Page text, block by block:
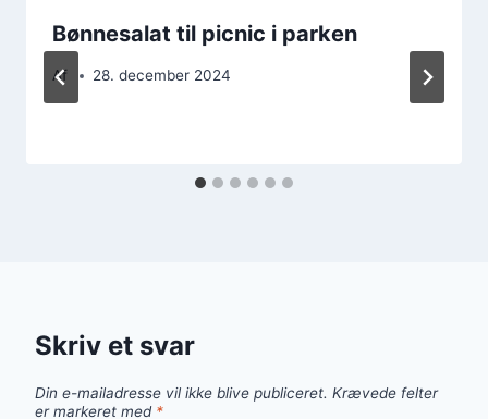
Bønnesalat til picnic i parken
Af 28. december 2024
Skriv et svar
Din e-mailadresse vil ikke blive publiceret. Krævede felter
er markeret med *